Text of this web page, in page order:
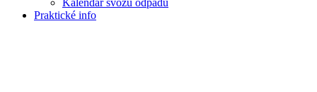
Kalendář svozu odpadů
Praktické info